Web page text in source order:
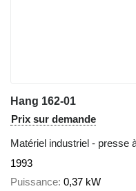
Hang 162-01
Prix sur demande
Matériel industriel - presse
1993
Puissance 0,37 kW